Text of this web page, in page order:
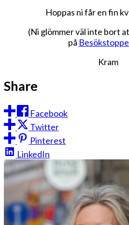
Hoppas ni får en fin
(Ni glömmer väl inte bort
på
Kram
Share
Facebook
Twitter
Pinterest
LinkedIn